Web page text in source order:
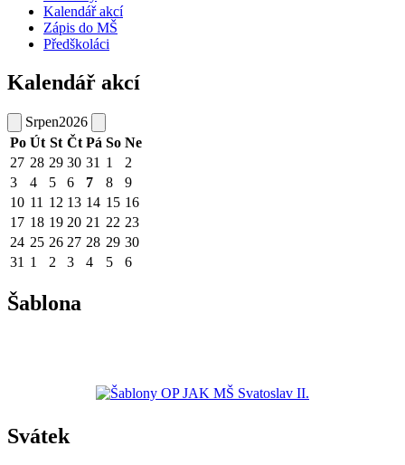
Kalendář akcí
Zápis do MŠ
Předškoláci
Kalendář akcí
Srpen2026
Po Út St Čt Pá So Ne
27 28 29 30 31 1
2
3
4 5 6 7 8
9
10 11 12 13 14 15 16
17 18 19 20 21 22 23
24 25 26 27 28 29 30
31 1 2 3 4 5 6
Šablona
Svátek